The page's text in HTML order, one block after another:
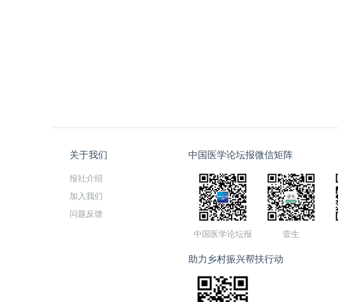
关于我们
报社介绍
加入我们
问题反馈
中国医学论坛报微信矩阵
中国医学论坛报 壹生
助力乡村振兴帮扶行动